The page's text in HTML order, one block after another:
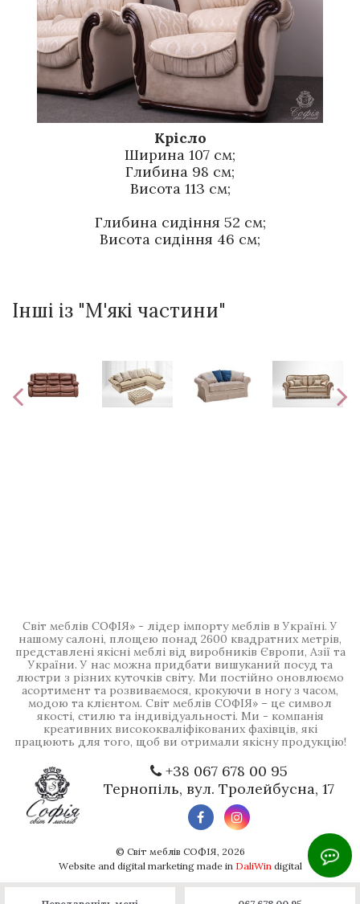
Крісло
Ширина 107 см;
Глибина 98 см;
Висота 113 см;
Глибина сидіння 52 см;
Висота сидіння 46 см;
Інші із "М'які частини"
Світ меблів СОФІЯ» - лідер імпорту меблів в Україні. У
нашому салоні, площею понад 2600 квадратних метрів,
представлені якісні меблі від виробників Європи, Азії та
України. У нас можна придбати вишуканий посуд та
люстри з різних куточків світу. Ми постійно оновлюємо
асортимент та розвиваємося, крокуючи в ногу з часом,
модою та клієнтом. Світ меблів СОФІЯ» – це символ
якості, стилю та індивідуальності. Ми - компанія
креативних висококваліфікованих фахівців, які
працюють для того, щоб ви отримали якісну продукцію!
+38 067 678 00 95
Тернопіль, вул. Тролейбусна, 17
© Світ меблів СОФІЯ, 2026
Website and digital marketing made in DaliWindigital